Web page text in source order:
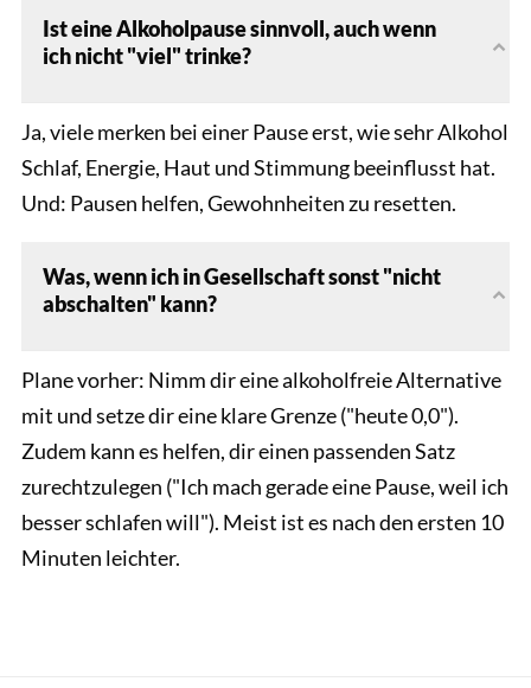
Ist eine Alkoholpause sinnvoll, auch wenn
ich nicht "viel" trinke?
Ja, viele merken bei einer Pause erst, wie sehr Alkohol
Schlaf, Energie, Haut und Stimmung beeinflusst hat.
Und: Pausen helfen, Gewohnheiten zu resetten.
Was, wenn ich in Gesellschaft sonst "nicht
abschalten" kann?
Plane vorher: Nimm dir eine alkoholfreie Alternative
mit und setze dir eine klare Grenze ("heute 0,0").
Zudem kann es helfen, dir einen passenden Satz
zurechtzulegen ("Ich mach gerade eine Pause, weil ich
besser schlafen will"). Meist ist es nach den ersten 10
Minuten leichter.